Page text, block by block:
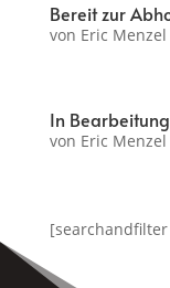
Bereit zur
von Eric Menzel
In
von Eric Menzel